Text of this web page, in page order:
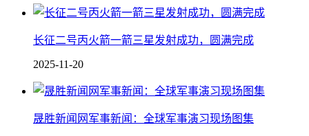
长征二号丙火箭一箭三星发射成功，圆满完成
2025-11-20
晟胜新闻网军事新闻：全球军事演习现场图集